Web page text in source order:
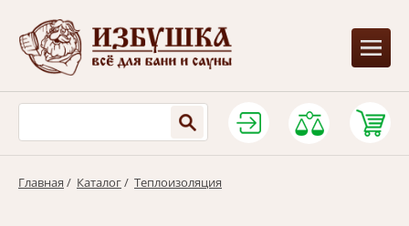
Главная / Каталог/ Теплоизоляция